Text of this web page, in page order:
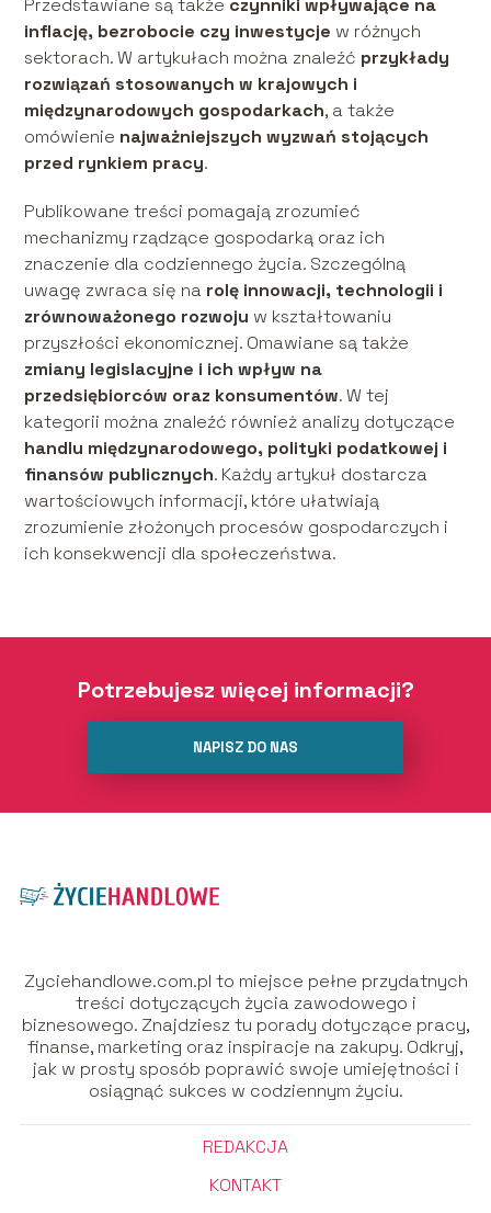
Przedstawiane są także czynniki wpływające na
inflację, bezrobocie czy inwestycje w różnych
sektorach. W artykułach można znaleźć przykłady
rozwiązań stosowanych w krajowych i
międzynarodowych gospodarkach, a także
omówienie najważniejszych wyzwań stojących
przed rynkiem pracy.
Publikowane treści pomagają zrozumieć
mechanizmy rządzące gospodarką oraz ich
znaczenie dla codziennego życia. Szczególną
uwagę zwraca się na rolę innowacji, technologii i
zrównoważonego rozwoju w kształtowaniu
przyszłości ekonomicznej. Omawiane są także
zmiany legislacyjne i ich wpływ na
przedsiębiorców oraz konsumentów. W tej
kategorii można znaleźć również analizy dotyczące
handlu międzynarodowego, polityki podatkowej i
finansów publicznych. Każdy artykuł dostarcza
wartościowych informacji, które ułatwiają
zrozumienie złożonych procesów gospodarczych i
ich konsekwencji dla społeczeństwa.
Potrzebujesz więcej informacji?
NAPISZ DO NAS
Zyciehandlowe.com.pl to miejsce pełne przydatnych
treści dotyczących życia zawodowego i
biznesowego. Znajdziesz tu porady dotyczące pracy,
finanse, marketing oraz inspiracje na zakupy. Odkryj,
jak w prosty sposób poprawić swoje umiejętności i
osiągnąć sukces w codziennym życiu.
REDAKCJA
KONTAKT